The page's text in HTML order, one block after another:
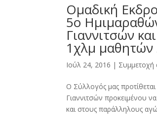
Ομαδική
5ο
Γιαννιτσών
1χλμ μαθητών
Ιούλ 24, 2016 | Συμμετοχή
Ο Σύλλογός μας
Γιαννιτσών προκειμένου
και στους παράλληλους